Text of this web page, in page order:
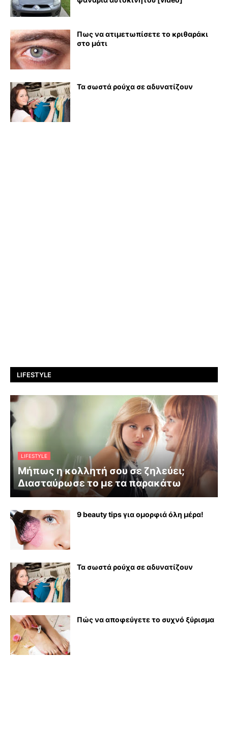
Πως να ατιμετωπίσετε το κριθαράκι
στο μάτι
Τα σωστά ρούχα σε αδυνατίζουν
LIFESTYLE
LIFESTYLE
Μήπως η κολλητή σου σε ζηλεύει;
Διασταύρωσε το με τα παρακάτω
9 beauty tips για ομορφιά όλη μέρα!
Τα σωστά ρούχα σε αδυνατίζουν
Πώς να αποφεύγετε το συχνό ξύρισμα